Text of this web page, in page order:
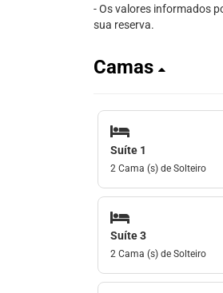
- Os valores informados
sua reserva.
Camas
Suíte 1
2 Cama (s) de Solteiro
Suíte 3
2 Cama (s) de Solteiro